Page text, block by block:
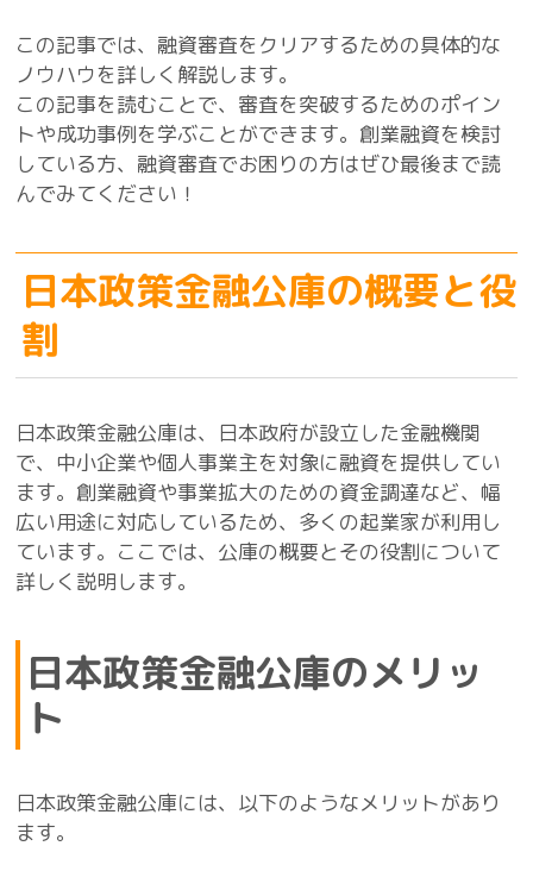
この記事では、融資審査をクリアするための具体的な
ノウハウを詳しく解説します。
この記事を読むことで、審査を突破するためのポイン
トや成功事例を学ぶことができます。創業融資を検討
している方、融資審査でお困りの方はぜひ最後まで読
んでみてください！
日本政策金融公庫の概要と役
割
日本政策金融公庫は、日本政府が設立した金融機関
で、中小企業や個人事業主を対象に融資を提供してい
ます。創業融資や事業拡大のための資金調達など、幅
広い用途に対応しているため、多くの起業家が利用し
ています。ここでは、公庫の概要とその役割について
詳しく説明します。
日本政策金融公庫のメリッ
ト
日本政策金融公庫には、以下のようなメリットがあり
ます。